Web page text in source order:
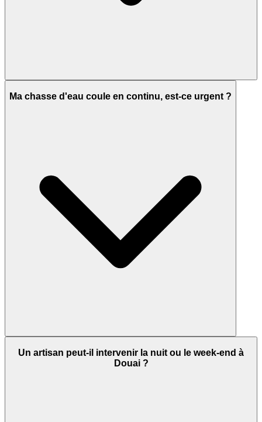
Ma chasse d'eau coule en continu, est-ce urgent ?
Un artisan peut-il intervenir la nuit ou le week-end à
Douai ?